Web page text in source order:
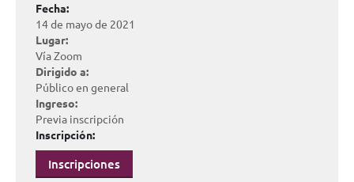
Fecha:
14 de mayo de 2021
Lugar:
Vía Zoom
Dirigido a:
Público en general
Ingreso:
Previa inscripción
Inscripción:
Inscripciones